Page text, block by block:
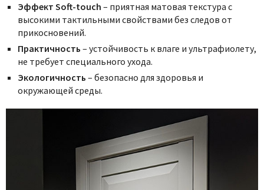
Эффект Soft-touch – приятная матовая текстура с
высокими тактильными свойствами без следов от
прикосновений.
Практичность – устойчивость к влаге и ультрафиолету,
не требует специального ухода.
Экологичность – безопасно для здоровья и
окружающей среды.